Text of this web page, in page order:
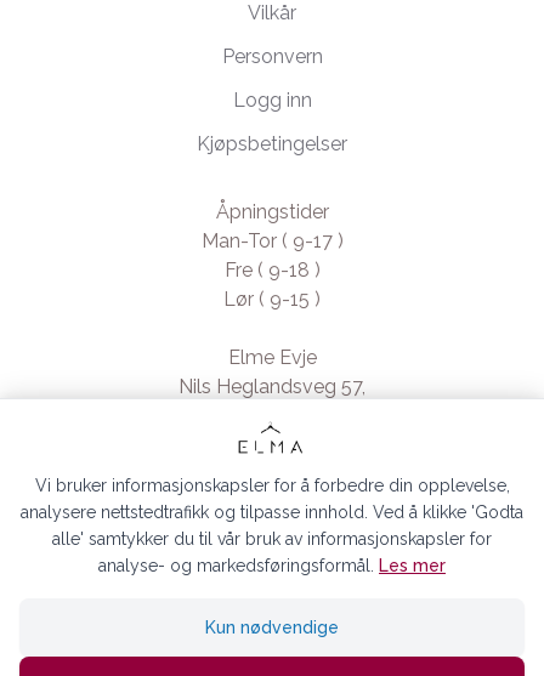
Vilkår
Personvern
Logg inn
Kjøpsbetingelser
Åpningstider
Man-Tor ( 9-17 )
Fre ( 9-18 )
Lør ( 9-15 )
Elme Evje
Nils Heglandsveg 57,
4735 Evje, Norway
- Org. nr. 923370994
Vi bruker informasjonskapsler for å forbedre din opplevelse,
analysere nettstedtrafikk og tilpasse innhold. Ved å klikke 'Godta
alle' samtykker du til vår bruk av informasjonskapsler for
analyse- og markedsføringsformål.
Les mer
Kun nødvendige